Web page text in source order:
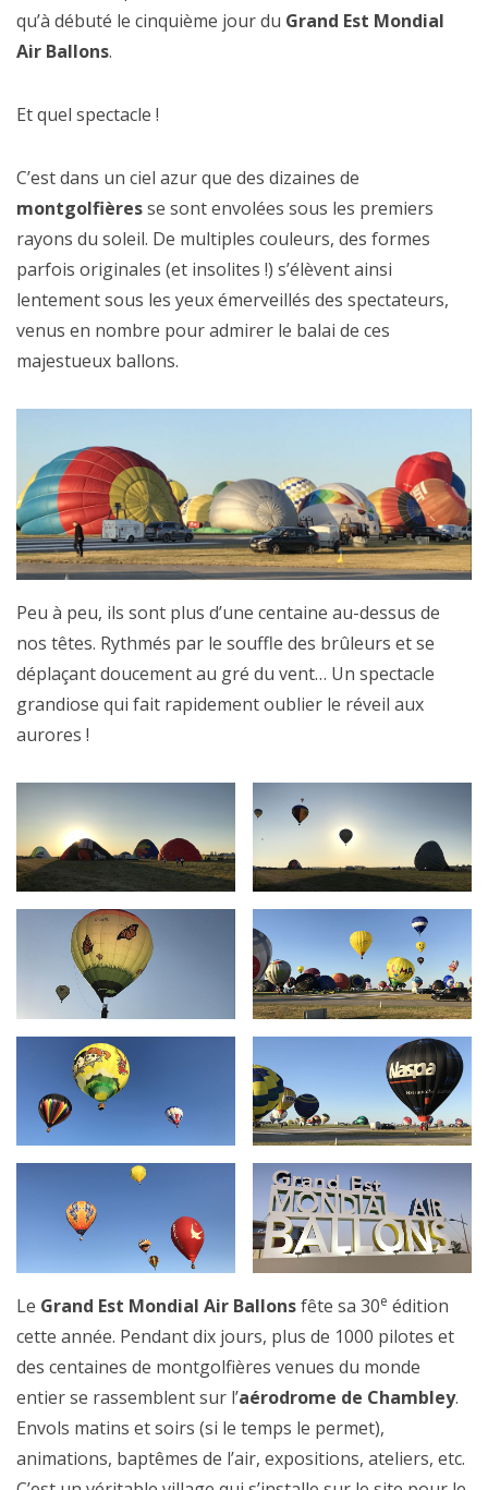
qu’à débuté le cinquième jour du Grand Est Mondial
Air Ballons.
Et quel spectacle !
C’est dans un ciel azur que des dizaines de
montgolfièresse sont envolées sous les premiers
rayons du soleil. De multiples couleurs, des formes
parfois originales (et insolites !) s’élèvent ainsi
lentement sous les yeux émerveillés des spectateurs,
venus en nombre pour admirer le balai de ces
majestueux ballons.
Peu à peu, ils sont plus d’une centaine au-dessus de
nos têtes. Rythmés par le souffle des brûleurs et se
déplaçant doucement au gré du vent… Un spectacle
grandiose qui fait rapidement oublier le réveil aux
aurores !
Le Grand Est Mondial Air Ballonsfête sa 30e édition
cette année. Pendant dix jours, plus de 1000 pilotes et
des centaines de montgolfières venues du monde
entier se rassemblent sur l’aérodrome de Chambley.
Envols matins et soirs (si le temps le permet),
animations, baptêmes de l’air, expositions, ateliers, etc.